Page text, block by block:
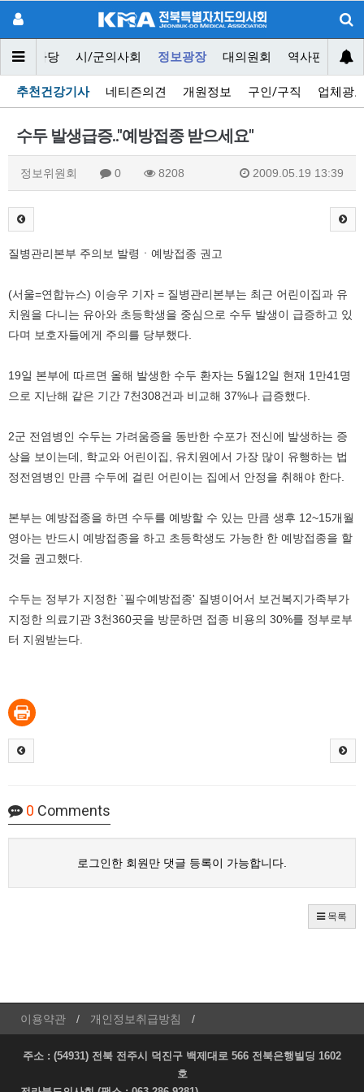
닥터마당 시/군의사회 정보광장 대의원회 역사편찬위원
추천건강기사 네티즌의견 개원정보 구인/구직 업체광
수두 발생급증.."예방접종 받으세요"
정보위원회 0 8208 2009.05.19 13:39
질병관리본부 주의보 발령ㆍ예방접종 권고
(서울=연합뉴스) 이승우 기자 = 질병관리본부는 최근 어린이집과 유
치원을 다니는 유아와 초등학생을 중심으로 수두 발생이 급증하고 있
다며 보호자들에게 주의를 당부했다.
19일 본부에 따르면 올해 발생한 수두 환자는 5월12일 현재 1만41명
으로 지난해 같은 기간 7천308건과 비교해 37%나 급증했다.
2군 전염병인 수두는 가려움증을 동반한 수포가 전신에 발생하는 증
상을 보이는데, 학교와 어린이집, 유치원에서 가장 많이 유행하는 법
정전염병인 만큼 수두에 걸린 어린이는 집에서 안정을 취해야 한다.
본부는 예방접종을 하면 수두를 예방할 수 있는 만큼 생후 12~15개월
영아는 반드시 예방접종을 하고 초등학생도 가능한 한 예방접종을 할
것을 권고했다.
수두는 정부가 지정한 `필수예방접종' 질병이어서 보건복지가족부가
지정한 의료기관 3천360곳을 방문하면 접종 비용의 30%를 정부로부
터 지원받는다.
0 Comments
로그인한 회원만 댓글 등록이 가능합니다.
목록
이용약관 개인정보취급방침
주소 : (54931) 전북 전주시 덕진구 백제대로 566 전북은행빌딩 1602
호